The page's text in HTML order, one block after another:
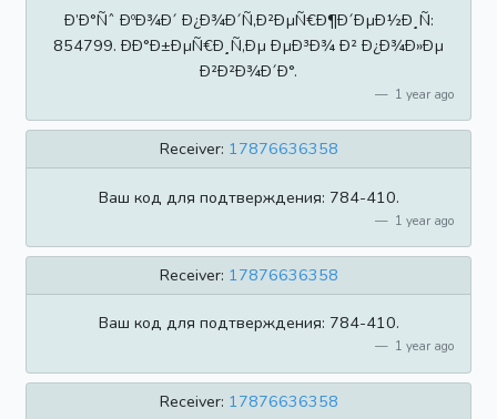
Ð’Ð°Ñˆ ÐºÐ¾Ð´ Ð¿Ð¾Ð´Ñ‚Ð²ÐµÑ€Ð¶Ð´ÐµÐ½Ð¸Ñ:
854799. ÐÐ°Ð±ÐµÑ€Ð¸Ñ‚Ðµ ÐµÐ³Ð¾ Ð² Ð¿Ð¾Ð»Ðµ
Ð²Ð²Ð¾Ð´Ð°.
1 year ago
Receiver: 17876636358
Ваш код для подтверждения: 784-410.
1 year ago
Receiver: 17876636358
Ваш код для подтверждения: 784-410.
1 year ago
Receiver: 17876636358